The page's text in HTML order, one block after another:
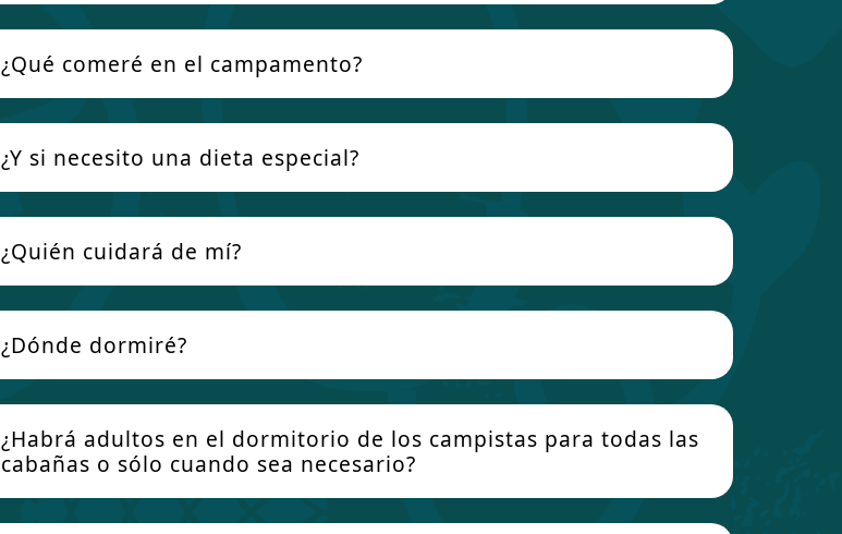
¿Qué comeré en el campamento?
¿Y si necesito una dieta especial?
¿Quién cuidará de mí?
¿Dónde dormiré?
¿Habrá adultos en el dormitorio de los campistas para todas las
cabañas o sólo cuando sea necesario?